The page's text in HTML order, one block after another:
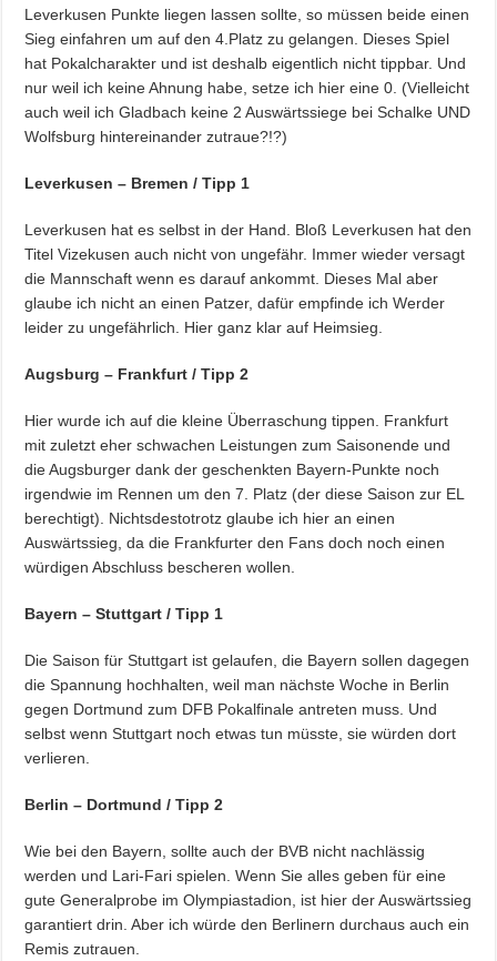
Leverkusen Punkte liegen lassen sollte, so müssen beide einen
Sieg einfahren um auf den 4.Platz zu gelangen. Dieses Spiel
hat Pokalcharakter und ist deshalb eigentlich nicht tippbar. Und
nur weil ich keine Ahnung habe, setze ich hier eine 0. (Vielleicht
auch weil ich Gladbach keine 2 Auswärtssiege bei Schalke UND
Wolfsburg hintereinander zutraue?!?)
Leverkusen – Bremen / Tipp 1
Leverkusen hat es selbst in der Hand. Bloß Leverkusen hat den
Titel Vizekusen auch nicht von ungefähr. Immer wieder versagt
die Mannschaft wenn es darauf ankommt. Dieses Mal aber
glaube ich nicht an einen Patzer, dafür empfinde ich Werder
leider zu ungefährlich. Hier ganz klar auf Heimsieg.
Augsburg – Frankfurt / Tipp 2
Hier wurde ich auf die kleine Überraschung tippen. Frankfurt
mit zuletzt eher schwachen Leistungen zum Saisonende und
die Augsburger dank der geschenkten Bayern-Punkte noch
irgendwie im Rennen um den 7. Platz (der diese Saison zur EL
berechtigt). Nichtsdestotrotz glaube ich hier an einen
Auswärtssieg, da die Frankfurter den Fans doch noch einen
würdigen Abschluss bescheren wollen.
Bayern – Stuttgart / Tipp 1
Die Saison für Stuttgart ist gelaufen, die Bayern sollen dagegen
die Spannung hochhalten, weil man nächste Woche in Berlin
gegen Dortmund zum DFB Pokalfinale antreten muss. Und
selbst wenn Stuttgart noch etwas tun müsste, sie würden dort
verlieren.
Berlin – Dortmund / Tipp 2
Wie bei den Bayern, sollte auch der BVB nicht nachlässig
werden und Lari-Fari spielen. Wenn Sie alles geben für eine
gute Generalprobe im Olympiastadion, ist hier der Auswärtssieg
garantiert drin. Aber ich würde den Berlinern durchaus auch ein
Remis zutrauen.